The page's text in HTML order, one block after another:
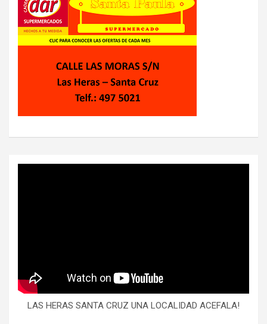
LAS HERAS SANTA CRUZ UNA LOCALIDAD ACEFALA!